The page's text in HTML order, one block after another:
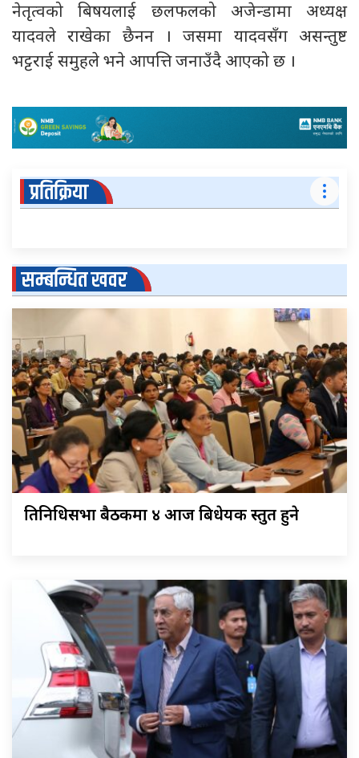
नेतृत्वको बिषयलाई छलफलको अजेन्डामा अध्यक्ष
यादवले राखेका छैनन । जसमा यादवसँग असन्तुष्ट
भट्टराई समुहले भने आपत्ति जनाउँदै आएको छ ।
प्रतिक्रिया
सम्बन्धित खवर
प्रतिनिधिसभा बैठकमा ४ आज बिधेयक प्रस्तुत हुने